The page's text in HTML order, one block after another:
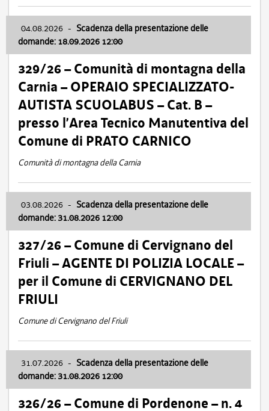
04.08.2026 - Scadenza della presentazione delle
domande: 18.09.2026 12:00
329/26 – Comunità di montagna della
Carnia – OPERAIO SPECIALIZZATO-
AUTISTA SCUOLABUS – Cat. B –
presso l’Area Tecnico Manutentiva del
Comune di PRATO CARNICO
Comunità di montagna della Carnia
03.08.2026 - Scadenza della presentazione delle
domande: 31.08.2026 12:00
327/26 – Comune di Cervignano del
Friuli – AGENTE DI POLIZIA LOCALE –
per il Comune di CERVIGNANO DEL
FRIULI
Comune di Cervignano del Friuli
31.07.2026 - Scadenza della presentazione delle
domande: 31.08.2026 12:00
326/26 – Comune di Pordenone – n. 4